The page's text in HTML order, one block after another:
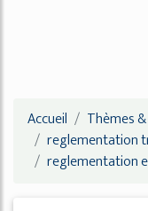
Accueil
Thèmes
reglementation
reglementation